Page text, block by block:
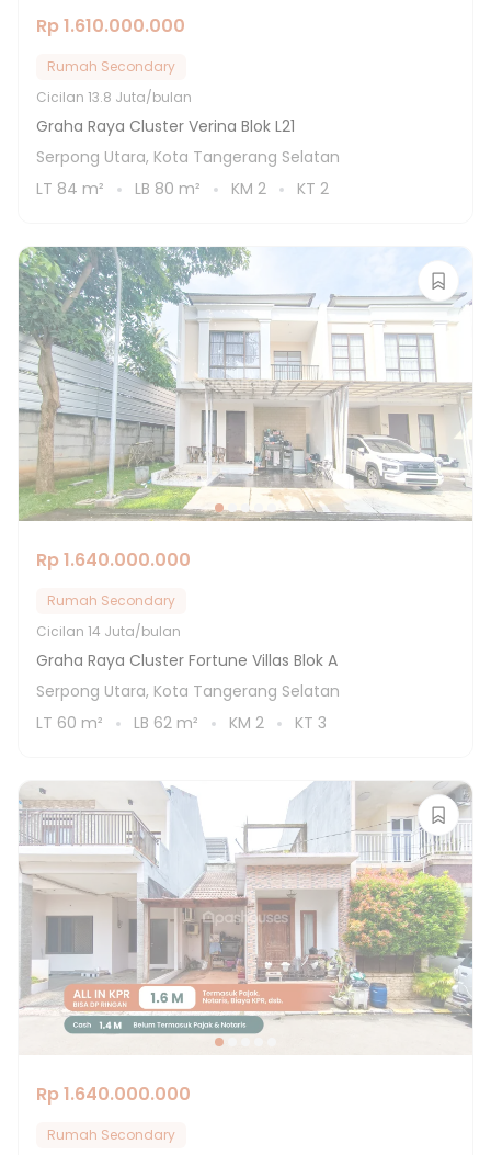
Rp 1.610.000.000
Rumah Secondary
Cicilan 13.8 Juta/bulan
Graha Raya Cluster Verina Blok L21
Serpong Utara, Kota Tangerang Selatan
LT 84 m² LB 80 m² KM 2 KT 2
Rp 1.640.000.000
Rumah Secondary
Cicilan 14 Juta/bulan
Graha Raya Cluster Fortune Villas Blok A
Serpong Utara, Kota Tangerang Selatan
LT 60 m² LB 62 m² KM 2 KT 3
Rp 1.640.000.000
Rumah Secondary